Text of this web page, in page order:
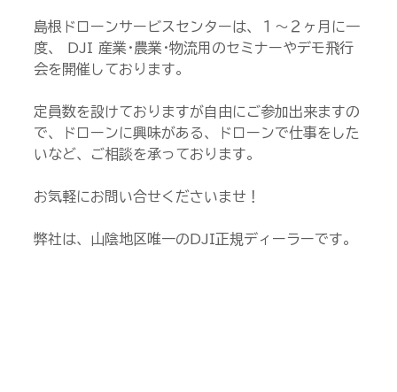
島根ドローンサービスセンターは、１～２ヶ月に一
度、 DJI 産業･農業･物流用のセミナーやデモ飛行
会を開催しております。
定員数を設けておりますが自由にご参加出来ますの
で、ドローンに興味がある、ドローンで仕事をした
いなど、ご相談を承っております。
お気軽にお問い合せくださいませ！
弊社は、山陰地区唯一のDJI正規ディーラーです。